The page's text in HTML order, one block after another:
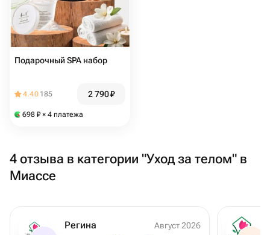
Подарочный SPA набор
4.40 185 2 790₽
698 ₽ × 4 платежа
4 отзыва в категории "Уход за телом" в
Миассе
Регина
Август 2026